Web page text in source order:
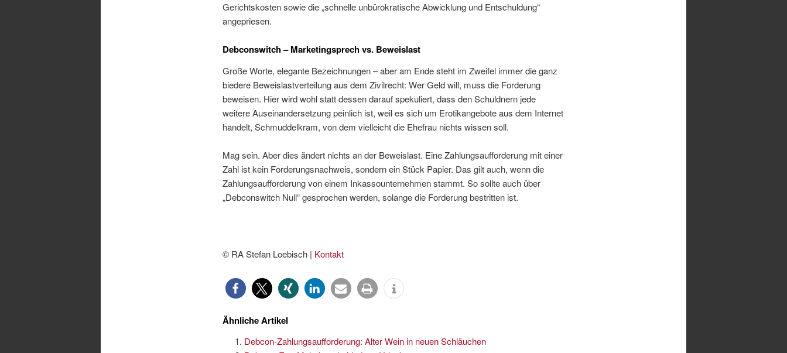
Gerichtskosten sowie die „schnelle unbürokratische Abwicklung und Entschuldung“
angepriesen.
Debconswitch – Marketingsprech vs. Beweislast
Große Worte, elegante Bezeichnungen – aber am Ende steht im Zweifel immer die ganz
biedere Beweislastverteilung aus dem Zivilrecht: Wer Geld will, muss die Forderung
beweisen. Hier wird wohl statt dessen darauf spekuliert, dass den Schuldnern jede
weitere Auseinandersetzung peinlich ist, weil es sich um Erotikangebote aus dem Internet
handelt, Schmuddelkram, von dem vielleicht die Ehefrau nichts wissen soll.
Mag sein. Aber dies ändert nichts an der Beweislast. Eine Zahlungsaufforderung mit einer
Zahl ist kein Forderungsnachweis, sondern ein Stück Papier. Das gilt auch, wenn die
Zahlungsaufforderung von einem Inkassounternehmen stammt. So sollte auch über
„Debconswitch Null“ gesprochen werden, solange die Forderung bestritten ist.
© RA Stefan Loebisch | Kontakt
Ähnliche Artikel
Debcon-Zahlungsaufforderung: Alter Wein in neuen Schläuchen